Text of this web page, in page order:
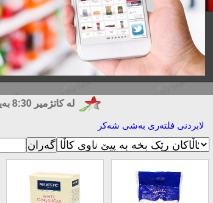
لە کاتژمیر 8:30 بەیانی تاکو کاتژمێر 8:30 شەو داوکاریەکانتان وەردەگرین
لابردنی فلته‌ری به‌شی شەکر